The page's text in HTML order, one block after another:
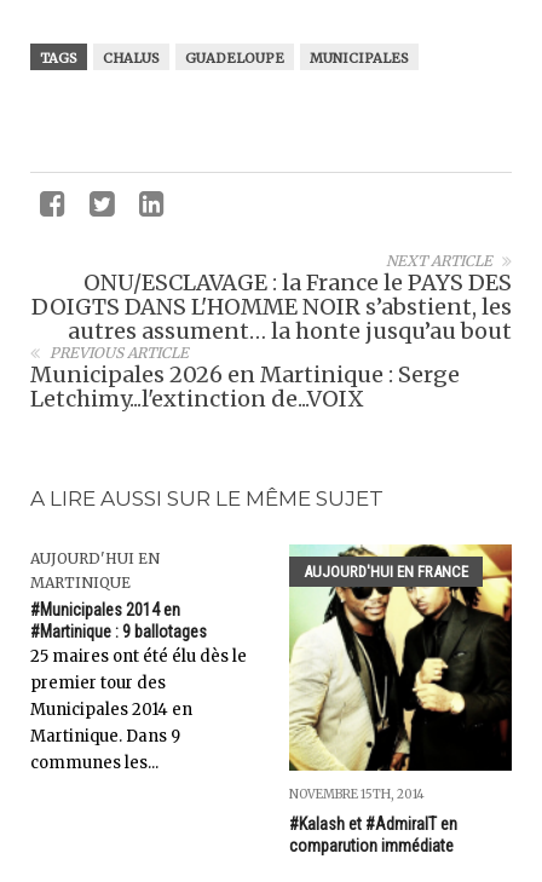
TAGS CHALUS GUADELOUPE MUNICIPALES
NEXT ARTICLE
ONU/ESCLAVAGE : la France le PAYS DES
DOIGTS DANS L'HOMME NOIR s’abstient, les
autres assument… la honte jusqu’au bout
PREVIOUS ARTICLE
Municipales 2026 en Martinique : Serge
Letchimy...l'extinction de...VOIX
A LIRE AUSSI SUR LE MÊME SUJET
AUJOURD'HUI EN
MARTINIQUE
#Municipales 2014 en
#Martinique : 9 ballotages
25 maires ont été élu dès le
premier tour des
Municipales 2014 en
Martinique. Dans 9
communes les...
AUJOURD'HUI EN FRANCE
NOVEMBRE 15TH, 2014
#Kalash et #AdmiralT en
comparution immédiate